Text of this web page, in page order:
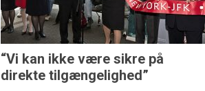
“Vi kan ikke være sikre på
direkte tilgængelighed”